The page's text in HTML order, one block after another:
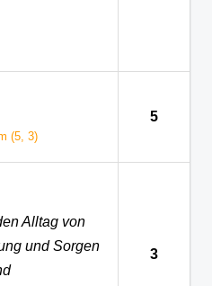
(5, 3)
5
Alltag von
und Sorgen
3